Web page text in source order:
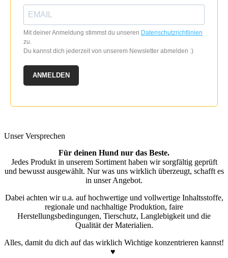
Mit deiner Anmeldung stimmst du unseren Datenschutzrichtlinien
zu.
Du kannst dich jederzeit von unserem Newsletter abmelden :)
ANMELDEN
Unser Versprechen
Für deinen Hund nur das Beste.
Jedes Produkt in unserem Sortiment haben wir sorgfältig geprüft
und bewusst ausgewählt. Nur was uns wirklich überzeugt, schafft es
in unser Angebot.
Dabei achten wir u.a. auf hochwertige und vollwertige Inhaltsstoffe,
regionale und nachhaltige Produktion, faire
Herstellungsbedingungen, Tierschutz, Langlebigkeit und die
Qualität der Materialien.
Alles, damit du dich auf das wirklich Wichtige konzentrieren kannst!
♥